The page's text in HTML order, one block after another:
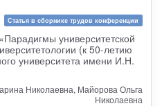
Статья в сборнике трудов конференции
университетской
(к 50-летию
университета имени И.Н.
Николаевна, Майорова Ольга
Николаевна